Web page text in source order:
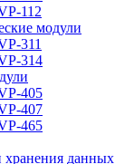
112
модули
311
314
405
407
465
данных